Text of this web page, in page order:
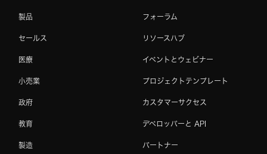
製品
セールス
医療
小売業
政府
教育
製造
フォーラム
リソースハブ
イベントとウェビナー
プロジェクトテンプレート
カスタマーサクセス
デベロッパーと API
パートナー